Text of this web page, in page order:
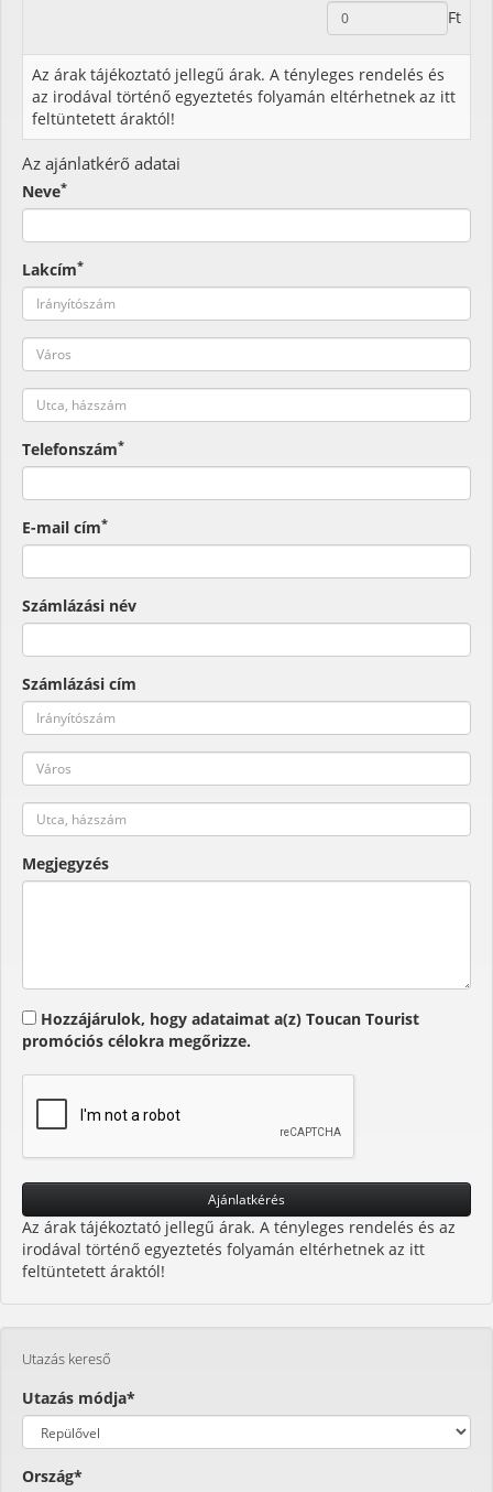
Ft
Az árak tájékoztató jellegű árak. A tényleges rendelés és
az irodával történő egyeztetés folyamán eltérhetnek az itt
feltüntetett áraktól!
Az ajánlatkérő adatai
Neve*
Lakcím*
Telefonszám*
E-mail cím*
Számlázási név
Számlázási cím
Megjegyzés
Hozzájárulok, hogy adataimat a(z) Toucan Tourist
promóciós célokra megőrizze.
Az árak tájékoztató jellegű árak. A tényleges rendelés és az
irodával történő egyeztetés folyamán eltérhetnek az itt
feltüntetett áraktól!
Utazás kereső
Utazás módja*
Ország*